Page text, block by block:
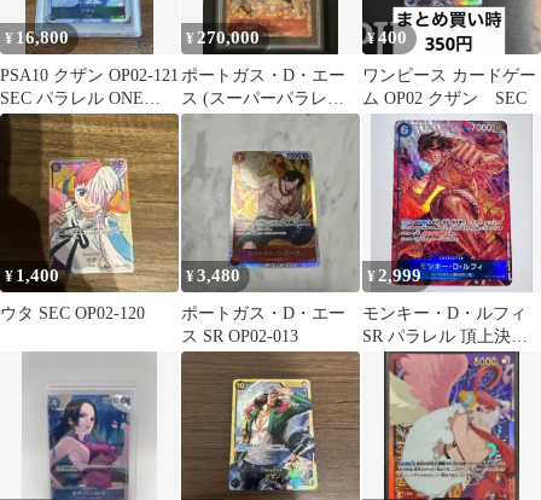
¥ 16,800
PSA10 クザン OP02-121
SEC パラレル ONE
PIECE
¥ 270,000
ポートガス・D・エー
ス (スーパーパラレル
(コミパラ)) psa10
¥400
ワンピース カードゲー
ム OP02 クザン SEC
¥ 1,400
ウタ SEC OP02-120
¥3,480
ポートガス・D・エー
ス SR OP02-013
¥2,999
モンキー・D・ルフィ
SR パラレル 頂上決
戦 OP02-062